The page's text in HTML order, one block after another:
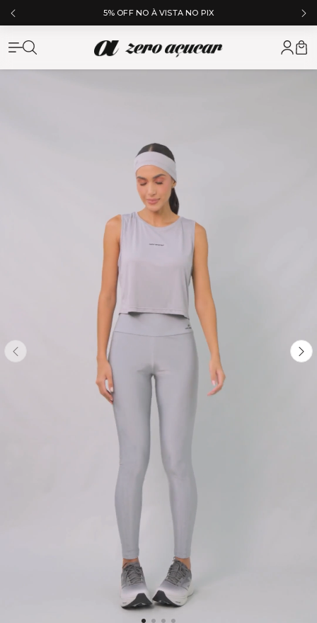
5% OFF NO À VISTA NO PIX
Zero